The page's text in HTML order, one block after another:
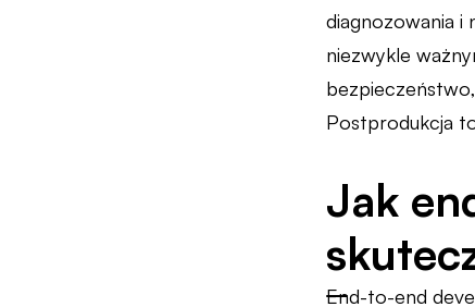
diagnozowania i
niezwykle
Postprodukcja
Jak
End-to-end